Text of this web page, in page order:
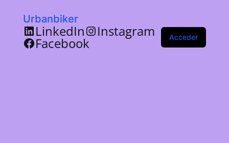
Urbanbiker
LinkedIn Instagram
Facebook Acceder